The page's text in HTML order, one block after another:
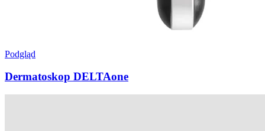
Podgląd
Dermatoskop DELTAone